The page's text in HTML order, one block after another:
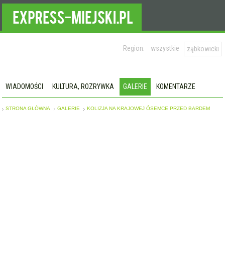
Region: wszystkie ząbkowicki
WIADOMOŚCI KULTURA, ROZRYWKA GALERIE KOMENTARZE
STRONA GŁÓWNA GALERIE KOLIZJA NA KRAJOWEJ ÓSEMCE PRZED BARDEM